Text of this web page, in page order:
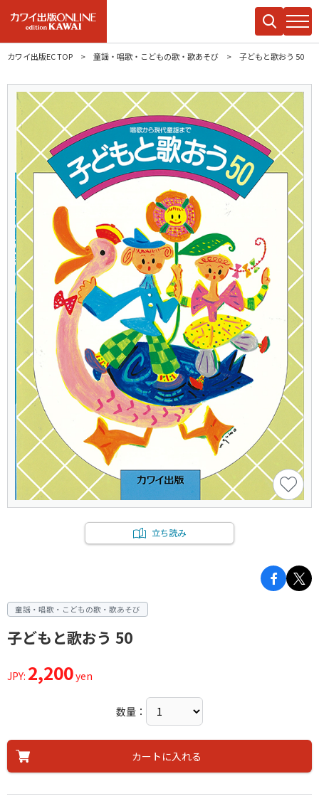
カワイ出版EC TOP 童謡・唱歌・こどもの歌・歌あそび 子どもと歌おう 50
立ち読み
童謡・唱歌・こどもの歌・歌あそび
子どもと歌おう 50
JPY: 2,200yen
数量：
カートに入れる